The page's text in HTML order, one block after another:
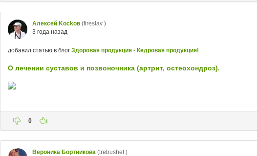
Aлексей Kockoв (fireslav )
3 года назад
добавил статью в блог Здоровая продукция - Кедровая продукция!
О лечении суставов и позвоночника (артрит, остеохондроз).
0
Вероника Бортникова (trebushet )